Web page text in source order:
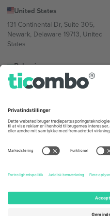
United States
131 Continental Dr, Suite 305,
Newark, Delaware 19713, United
States
Bulgaria
Regus Sofia City West, bul
Totleben 53-55, 1606 Sofia,
Mexico
Av Chapultepec 360, Roma
Norte, Cuauhtémoc, 06700
Ciudad de México, CDMX,
sted, begivenhed og/eller
begivenhedsside, tryk og vilkår.,
Ticombo. Alle rettigheder